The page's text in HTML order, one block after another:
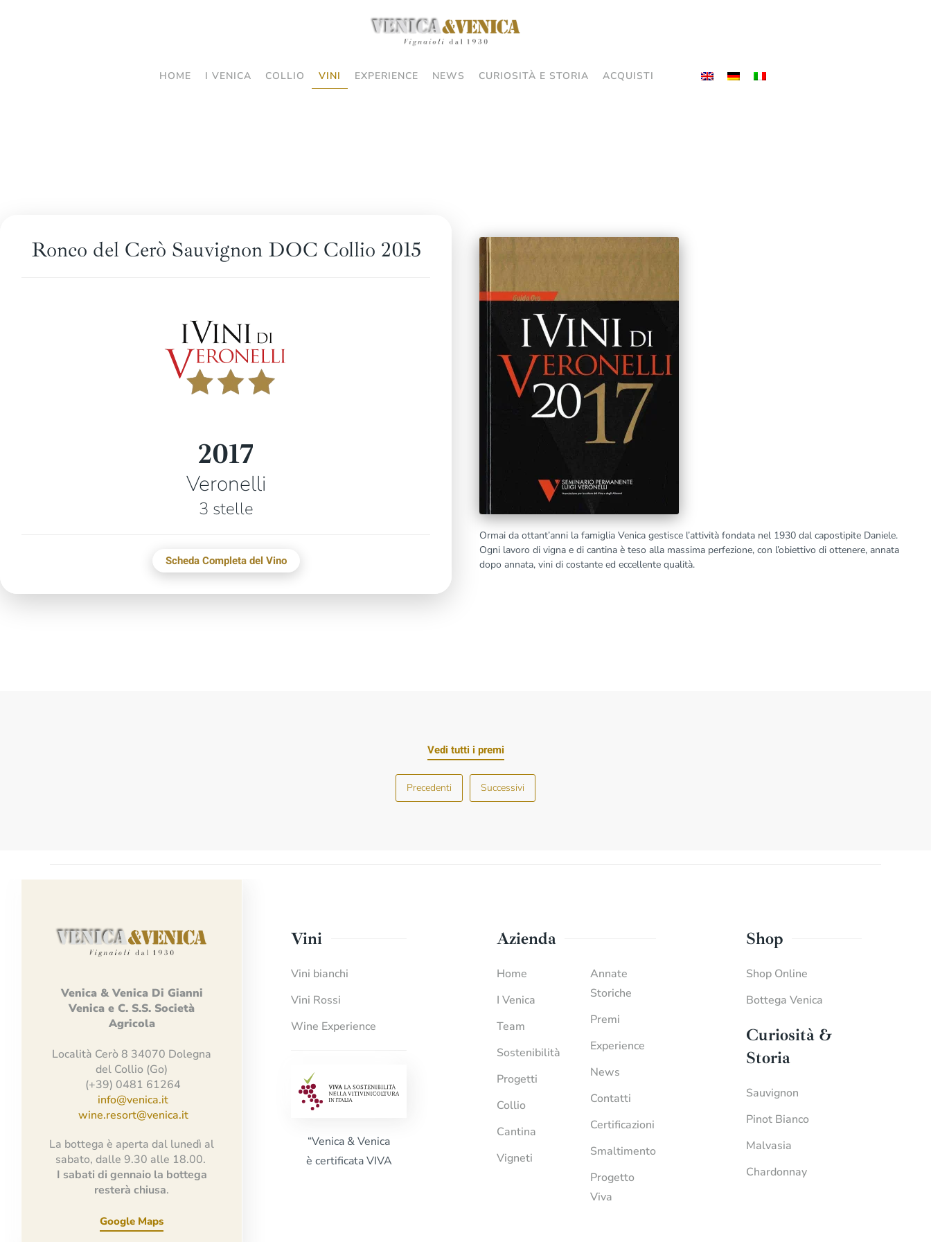
HOME I VENICA COLLIO VINI EXPERIENCE NEWS CURIOSITÀ E STORIA ACQUISTI
Ronco del Cerò Sauvignon DOC Collio 2015
2017
Veronelli
3 stelle
Scheda Completa del Vino
Ormai da ottant’anni la famiglia Venica gestisce l’attività fondata nel 1930 dal capostipite Daniele.
Ogni lavoro di vigna e di cantina è teso alla massima perfezione, con l’obiettivo di ottenere, annata
dopo annata, vini di costante ed eccellente qualità.
Vedi tutti i premi
Precedenti Successivi
Venica &Venica Di Gianni
VenicaeC. S.S. Società
Agricola
Località Cerò 8 34070 Dolegna
del Collio (Go)
(+39) 0481 61264
info@venica.it
wine.resort@venica.it
La bottega è aperta dal lunedì al
sabato, dalle 9.30 alle 18.00.
I sabati di gennaio la bottega
resterà chiusa.
Google Maps
Vini
Vini bianchi
Vini Rossi
Wine Experience
“Venica & Venica
è certificata VIVA
Azienda
Home
I Venica
Team
Sostenibilità
Progetti
Collio
Cantina
Vigneti
Annate
Storiche
Premi
Experience
News
Contatti
Certificazioni
Smaltimento
Progetto
Viva
Shop
Shop Online
Bottega Venica
Curiosità &
Storia
Sauvignon
Pinot Bianco
Malvasia
Chardonnay